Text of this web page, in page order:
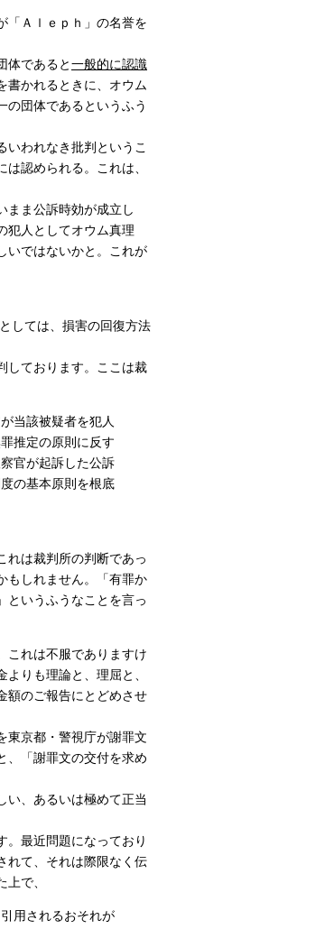
「Ａｌｅｐｈ」の名誉を
体であると 一般的に認識
書かれるときに、オウム
の団体であるというふう
いわれなき批判というこ
認められる。これは、
まま公訴時効が成立し
犯人としてオウム真理
いではないかと。これが
しては、損害の回復方法
しております。ここは裁
当該被疑者を犯人
推定の原則に反す
官が起訴した公訴
の基本原則を根底
は裁判所の判断であっ
もしれません。「有罪か
というふうなことを言っ
これは不服でありますけ
りも理論と、理屈と、
額のご報告にとどめさせ
東京都・警視庁が謝罪文
、「謝罪文の交付を求め
、あるいは極めて正当
最近問題になっており
れて、それは際限なく伝
で、
用されるおそれが